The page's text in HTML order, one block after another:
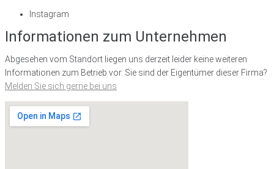
Instagram
Informationen zum Unternehmen
Abgesehen vom Standort liegen uns derzeit leider keine weiteren
Informationen zum Betrieb vor. Sie sind der Eigentümer dieser Firma?
Melden Sie sich gerne bei uns